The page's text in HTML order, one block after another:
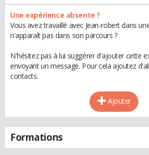
Une expérience absente ?
Vous avez travaillé avec Jean-robert dans
n'apparaît pas dans son parcours ?
N'hésitez pas à lui suggérer d'ajouter cette
envoyant un message. Pour cela ajoutez
contacts.
Ajouter
Formations